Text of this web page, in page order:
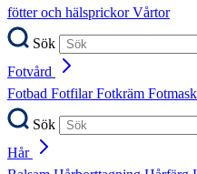
fötter och hälsprickorVårtor
Sök
Fotvård
Fotbad FotfilarFotkräm Fotmask
Sök
Hår